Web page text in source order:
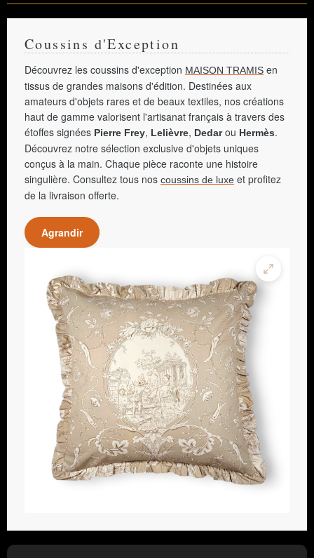
Coussins d'Exception
Découvrez les coussins d'exception MAISON TRAMIS en
tissus de grandes maisons d'édition. Destinées aux
amateurs d'objets rares et de beaux textiles, nos créations
haut de gamme valorisent l'artisanat français à travers des
étoffes signées Pierre Frey, Lelièvre, Dedarou Hermès.
Découvrez notre sélection exclusive d'objets uniques
conçus à la main. Chaque pièce raconte une histoire
singulière. Consultez tous nos coussins de luxe et profitez
de la livraison offerte.
Agrandir